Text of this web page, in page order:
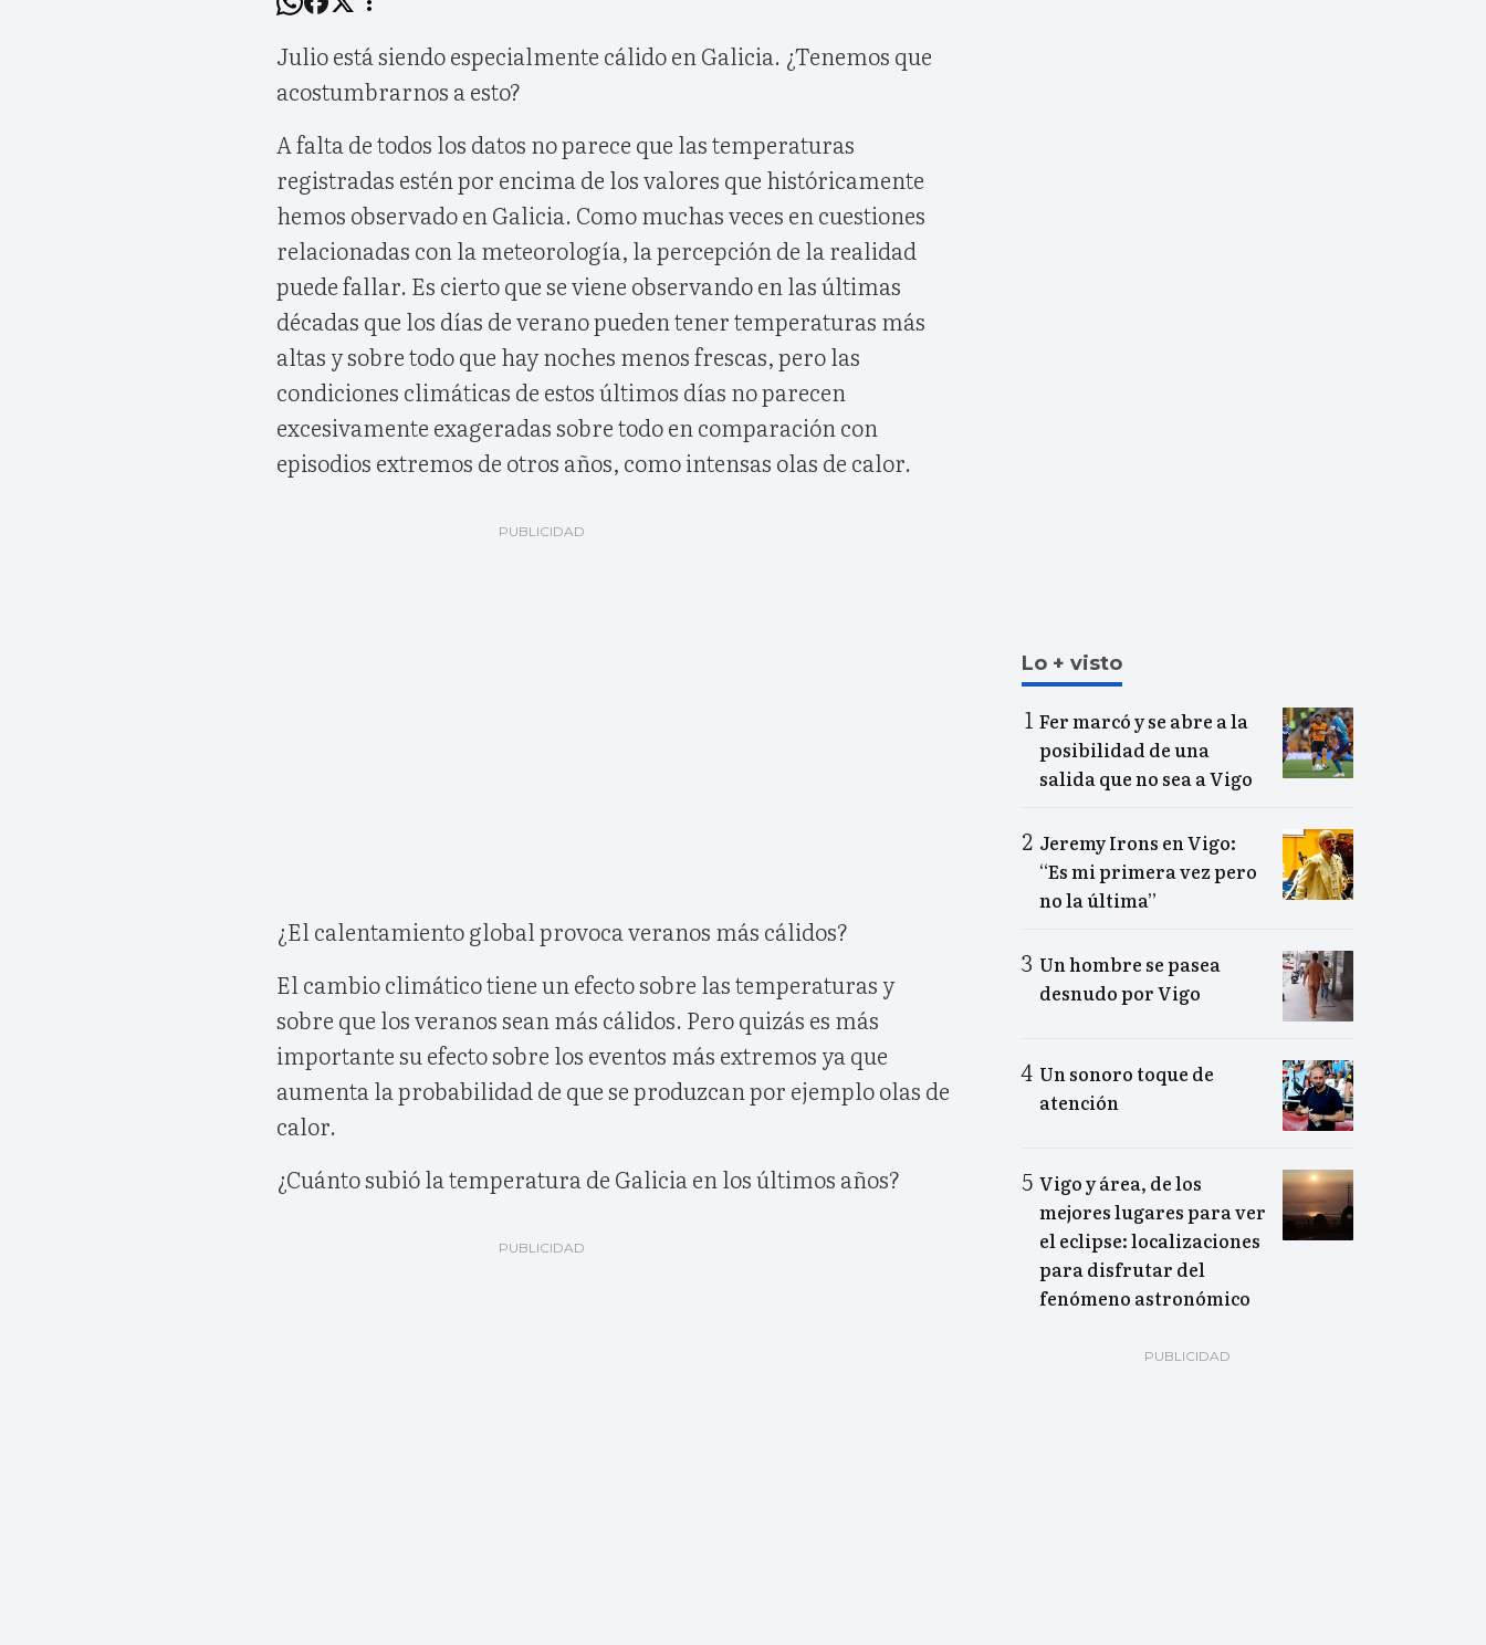
Julio está siendo especialmente cálido en Galicia. ¿Tenemos que
acostumbrarnos a esto?
A falta de todos los datos no parece que las temperaturas
registradas estén por encima de los valores que históricamente
hemos observado en Galicia. Como muchas veces en cuestiones
relacionadas con la meteorología, la percepción de la realidad
puede fallar. Es cierto que se viene observando en las últimas
décadas que los días de verano pueden tener temperaturas más
altas y sobre todo que hay noches menos frescas, pero las
condiciones climáticas de estos últimos días no parecen
excesivamente exageradas sobre todo en comparación con
episodios extremos de otros años, como intensas olas de calor.
¿El calentamiento global provoca veranos más cálidos?
El cambio climático tiene un efecto sobre las temperaturas y
sobre que los veranos sean más cálidos. Pero quizás es más
importante su efecto sobre los eventos más extremos ya que
aumenta la probabilidad de que se produzcan por ejemplo olas de
calor.
¿Cuánto subió la temperatura de Galicia en los últimos años?
Lo + visto
Fer marcó y se abre a la
posibilidad de una
salida que no sea a Vigo
Jeremy Irons en Vigo:
“Es mi primera vez pero
no la última”
Un hombre se pasea
desnudo por Vigo
Un sonoro toque de
atención
Vigo y área, de los
mejores lugares para ver
el eclipse: localizaciones
para disfrutar del
fenómeno astronómico